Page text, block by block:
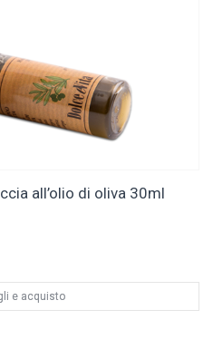
all’olio di oliva 30ml
e acquisto